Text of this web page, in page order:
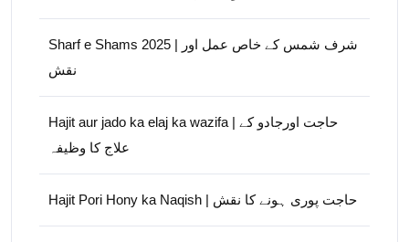
Sharf e Shams 2025 | شرف شمس کے خاص عمل اور
نقش
Hajit aur jado ka elaj ka wazifa | حاجت اورجادو کے
علاج کا وظیفہ
Hajit Pori Hony ka Naqish | حاجت پوری ہونے کا نقش